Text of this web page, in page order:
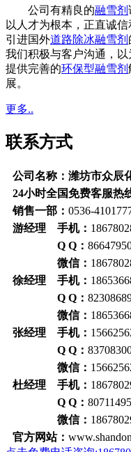
公司有精良的融雪剂
以人才为根本，正直诚
引进国外道路除冰融雪剂
我们积极与客户沟通，
提供完善的环保型融雪剂
展。
更多..
联系方式
公司名称：潍坊市众辰
24小时全国免费客服热
销售一部： 0536-
游经理 手机：
Q Q：
微信：
徐经理 手机：
Q Q：
微信：
张经理 手机：
Q Q：
微信：
杜经理 手机：
Q Q： 80711495
微信：
官方网站：